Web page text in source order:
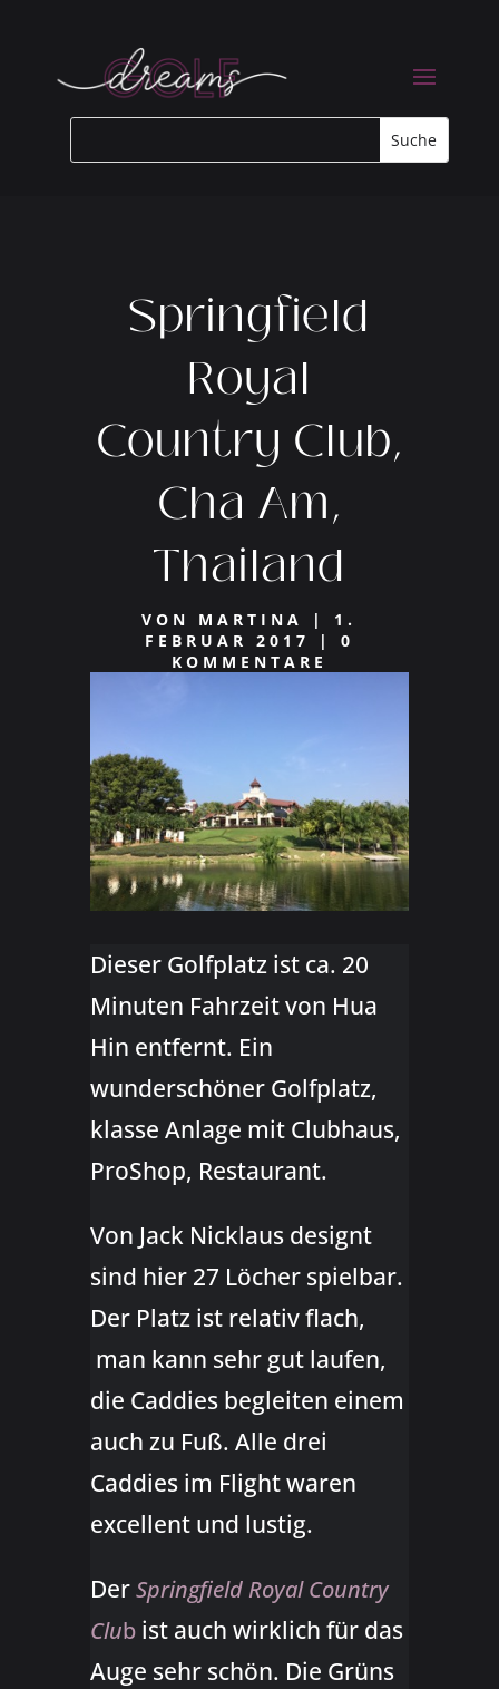
Springfield
Royal
Country Club,
Cha Am,
Thailand
VON MARTINA | 1.
FEBRUAR 2017
| 0
KOMMENTARE
Dieser Golfplatz ist ca. 20
Minuten Fahrzeit von Hua
Hin entfernt. Ein
wunderschöner Golfplatz,
klasse Anlage mit Clubhaus,
ProShop, Restaurant.
Von Jack Nicklaus designt
sind hier 27 Löcher spielbar.
Der Platz ist relativ flach,
man kann sehr gut laufen,
die Caddies begleiten einem
auch zu Fuß. Alle drei
Caddies im Flight waren
excellent und lustig.
DerSpringfield Royal Country
Clubist auch wirklich für das
Auge sehr schön. Die Grüns